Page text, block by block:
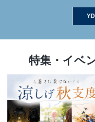
特集・イベ